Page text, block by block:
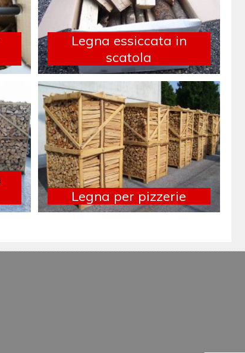
Legna essiccata in
scatola
Legna per pizzerie